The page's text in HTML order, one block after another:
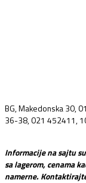
BG, Makedonska 30,
36-38, 021 452411,
Informacije na sajtu
sa lagerom, cenama
namerne.